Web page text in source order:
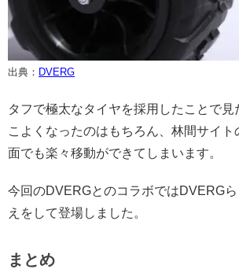
出典： DVERG
タフで極太なタイヤを採用したことで見
こよくなったのはもちろん、林間サイ
面でも楽々移動ができてしまいます。
今回のDVERGとのコラボではDVERG
えをして登場しました。
まとめ